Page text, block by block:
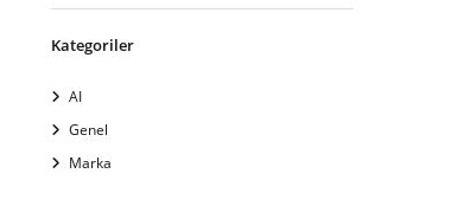
Kategoriler
AI
Genel
Marka